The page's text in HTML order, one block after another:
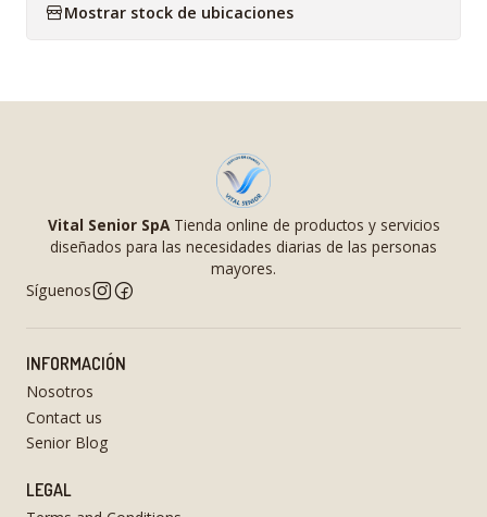
Mostrar stock de ubicaciones
Vital Senior SpATienda online de productos y servicios
diseñados para las necesidades diarias de las personas
mayores.
Síguenos
INFORMACIÓN
Nosotros
Contact us
Senior Blog
LEGAL